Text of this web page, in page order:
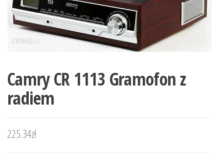
Camry CR 1113 Gramofon z
radiem
225.34zł